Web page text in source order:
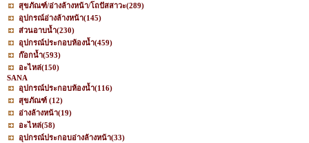
สุขภัณฑ์/อ่างล้างหน้า/โถปัสสาวะ(289)
อุปกรณ์อ่างล้างหน้า(145)
ส่วนอาบน้ำ(230)
อุปกรณ์ประกอบห้องน้ำ(459)
ก๊อกน้ำ(593)
อะไหล่(150)
SANA
อุปกรณ์ประกอบห้องน้ำ(116)
สุขภัณฑ์ (12)
อ่างล้างหน้า(19)
อะไหล่(58)
อุปกรณ์ประกอบอ่างล้างหน้า(33)